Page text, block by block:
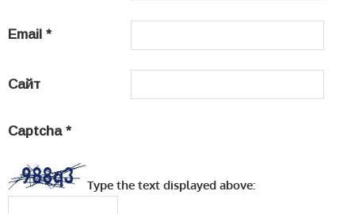
Email *
Сайт
Captcha *
Type the text displayed above: